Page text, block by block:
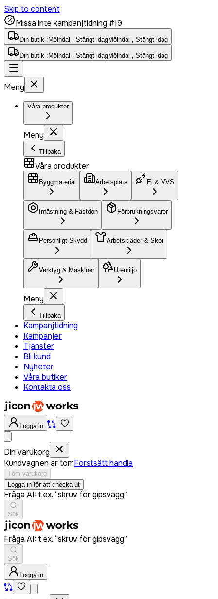
Skip to content
Missa inte kampanjtidning #19
Din butik : Mölndal - Stängt idagMölndal , Stängt idag
Din butik : Mölndal - Stängt idagMölndal , Stängt idag
Meny
Våra produkter
Meny
Tillbaka
Våra produkter
Byggmaterial Arbetsplats El & VVS
Infästning & Fästdon Förbrukningsvaror
Personligt Skydd Arbetskläder & Skor
Verktyg & Maskiner Utemiljö
Meny
Tillbaka
Kampanjtidning
Kampanjer
Tjänster
Bli kund
Nyheter
Våra butiker
Kontakta oss
Logga in
Din varukorg
Kundvagnen är tomForstsätt handla
Töm varukorg
Logga in för att checka ut
Fråga AI: t.ex. “skruv för gipsvägg”
Sök
Fråga AI: t.ex. “skruv för gipsvägg”
Sök
Logga in